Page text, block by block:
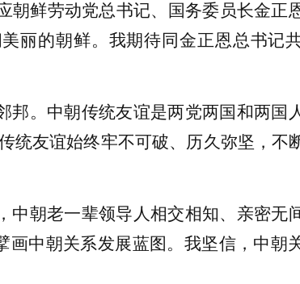
朝鲜劳动党总书记、国务委员长金正
丽的朝鲜。我期待同金正恩总书记
邦。中朝传统友谊是两党两国和两国
统友谊始终牢不可破、历久弥坚，不
朝老一辈领导人相交相知、亲密无
中朝关系发展蓝图。我坚信，中朝